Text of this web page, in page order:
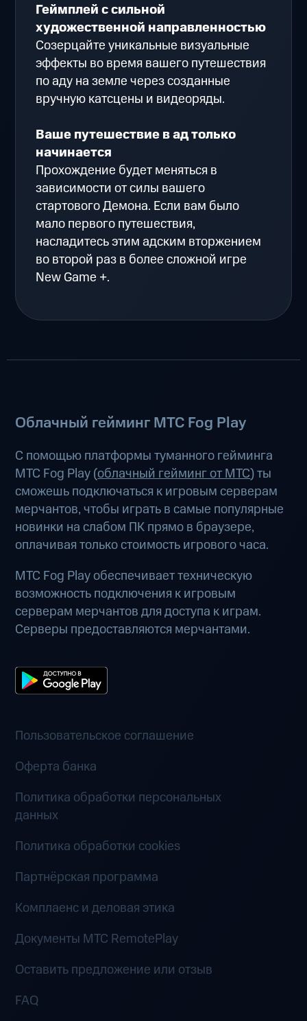
Геймплей с сильной
художественной направленностью
Созерцайте уникальные визуальные
эффекты во время вашего путешествия
по аду на земле через созданные
вручную катсцены и видеоряды.
Ваше путешествие в ад только
начинается
Прохождение будет меняться в
зависимости от силы вашего
стартового Демона. Если вам было
мало первого путешествия,
насладитесь этим адским вторжением
во второй раз в более сложной игре
New Game +.
Облачный гейминг МТС Fog Play
С помощью платформы туманного гейминга
МТС Fog Play (облачный гейминг от МТС) ты
сможешь подключаться к игровым серверам
мерчантов, чтобы играть в самые популярные
новинки на слабом ПК прямо в браузере,
оплачивая только стоимость игрового часа.
МТС Fog Play обеспечивает техническую
возможность подключения к игровым
серверам мерчантов для доступа к играм.
Серверы предоставляются мерчантами.
Пользовательское соглашение
Оферта банка
Политика обработки персональных
данных
Политика обработки cookies
Партнёрская программа
Комплаенс и деловая этика
Документы MTC RemotePlay
Оставить предложение или отзыв
FAQ